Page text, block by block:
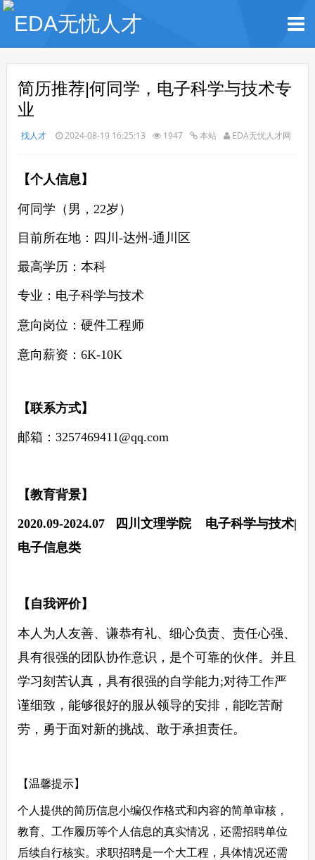
简历推荐|何同学，电子科学与技术专
业
找人才 2024-08-19 16:25:13 1947 本站 EDA无忧人才网
【个人信息】
何同学（男， 22岁）
目前所在地： 四川-达州-通川区
最高学历： 本科
专业： 电子科学与技术
意向岗位：硬件工程师
意向薪资：6K-10K
【联系方式】
邮箱： 3257469411@qq.com
【教育背景】
2020.09-2024.07四川文理学院 电子科学与技术|
电子信息类
【自我评价】
本人为人友善、谦恭有礼、细心负责、责任心强、
具有很强的团队协作意识，是个可靠的伙伴。并且
学习刻苦认真，具有很强的自学能力;对待工作严
谨细致，能够很好的服从领导的安排，能吃苦耐
劳，勇于面对新的挑战、敢于承担责任。
【温馨提示】
个人提供的简历信息小编仅作格式和内容的简单审核，
教育、工作履历等个人信息的真实情况，还需招聘单位
后续自行核实。求职招聘是一个大工程，具体情况还需